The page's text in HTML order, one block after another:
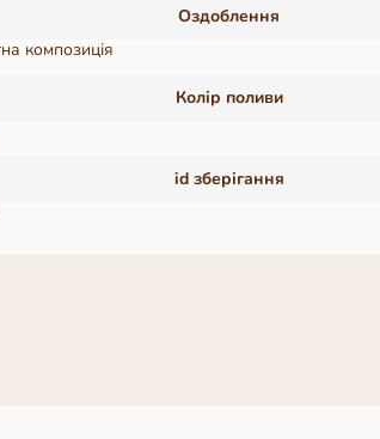
Оздоблення
композиція
Колір поливи
id зберігання